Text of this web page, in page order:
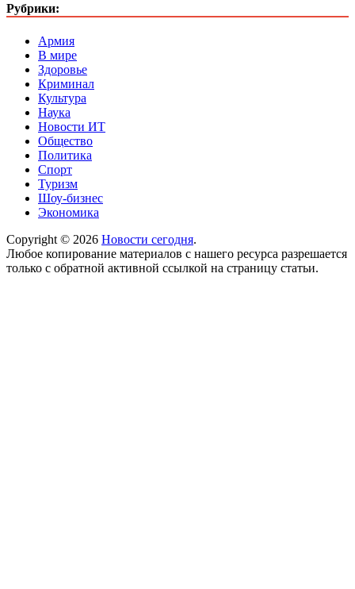
Рубрики:
Армия
В мире
Здоровье
Криминал
Культура
Наука
Новости ИТ
Общество
Политика
Спорт
Туризм
Шоу-бизнес
Экономика
Copyright © 2026 Новости сегодня.
Любое копирование материалов с нашего ресурса разрешается
только с обратной активной ссылкой на страницу статьи.